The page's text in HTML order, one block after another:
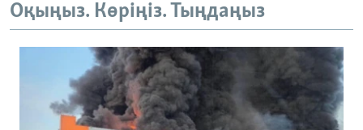
Оқыңыз. Көріңіз. Тыңдаңыз